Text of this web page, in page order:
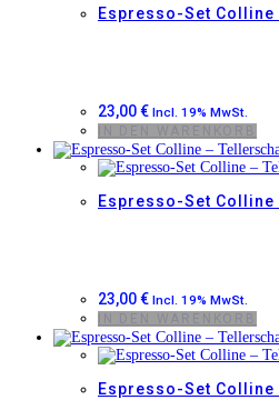
Espresso-Set
23,00€ Incl. 19% MwSt.
Espresso-Set
23,00€ Incl. 19% MwSt.
Espresso-Set